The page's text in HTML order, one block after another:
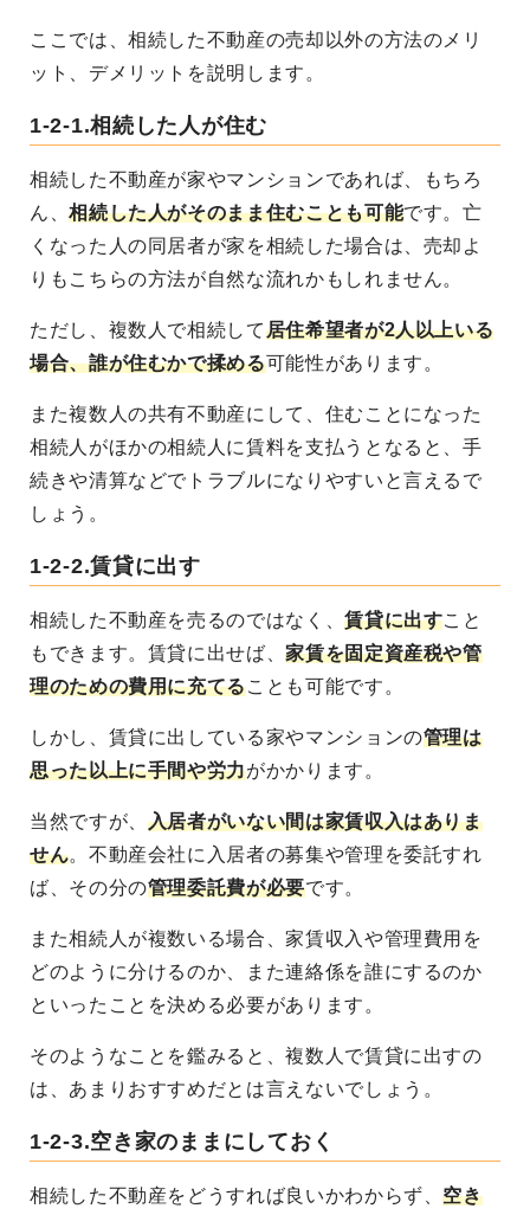
ここでは、相続した不動産の売却以外の方法のメリ
ット、デメリットを説明します。
1-2-1.相続した人が住む
相続した不動産が家やマンションであれば、もちろ
ん、相続した人がそのまま住むことも可能です。亡
くなった人の同居者が家を相続した場合は、売却よ
りもこちらの方法が自然な流れかもしれません。
ただし、複数人で相続して居住希望者が2人以上いる
場合、誰が住むかで揉める可能性があります。
また複数人の共有不動産にして、住むことになった
相続人がほかの相続人に賃料を支払うとなると、手
続きや清算などでトラブルになりやすいと言えるで
しょう。
1-2-2.賃貸に出す
相続した不動産を売るのではなく、賃貸に出すこと
もできます。賃貸に出せば、家賃を固定資産税や管
理のための費用に充てることも可能です。
しかし、賃貸に出している家やマンションの管理は
思った以上に手間や労力がかかります 。
当然ですが、 入居者がいない間は家賃収入はありま
せん。不動産会社に入居者の募集や管理を委託すれ
ば、その分の管理委託費が必要です。
また相続人が複数いる場合、家賃収入や管理費用を
どのように分けるのか、また連絡係を誰にするのか
といったことを決める必要があります。
そのようなことを鑑みると、複数人で賃貸に出すの
は、あまりおすすめだとは言えないでしょう。
1-2-3.空き家のままにしておく
相続した不動産をどうすれば良いかわからず、空き